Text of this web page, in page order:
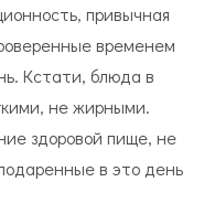
привычная
временем
Кстати, блюда в
не жирными.
здоровой пище, не
в это день